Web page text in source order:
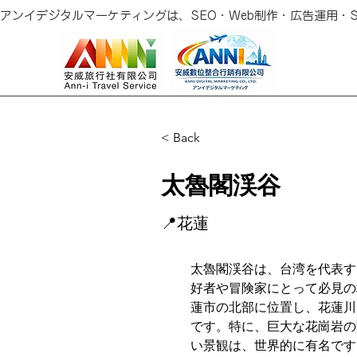
アンイデジタルマーケティングは、SEO・Web制作・広告運用
< Back
太魯閣渓谷
📍花蓮
太魯閣渓谷は、台湾を代表
好者や冒険家にとって必見
蓮市の北部に位置し、花蓮
です。特に、巨大な花崗岩
い景観は、世界的に有名で